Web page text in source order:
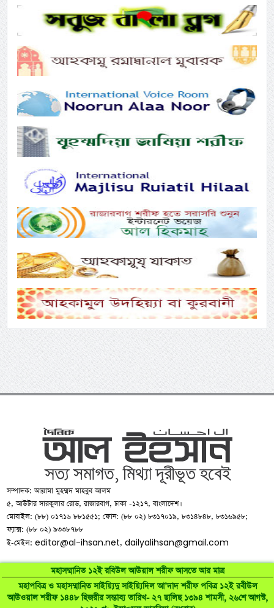
মহাসম্মানিত ১২ই রবিউল আউয়াল শরীফ আসতে আর মাত্র
মহাপবিত্র ও মহাসম্মানিত সাইয়্যিদু সাইয়্যিদিল আ’দাদ শরীফ পবিত্র ১২ই রবীউল
আউওয়াল শরীফ ১৪৪৮ হিজরীর সম্ভাব্য তারিখ- ২৭ ছালিছ ১৩৯৪ শামসী, ২৬শে আগস্ট,
সম্পাদক: আল্লামা মুহম্মদ মাহবুব আলম
৫, আউটার সারকুলার রোড, রাজারবাগ, ঢাকা -১২১৭, বাংলাদেশ।
মোবাইল: (৮৮) ০১৭১৬ ৮৮১৫৫১; ফোন: (৮৮ ০২) ৮৩১৭০১৯, ৮৩১৪৮৪৮, ৮৩১৬৯৫৮;
ফ্যাক্স: (৮৮ ০২) ৯৩৩৮৭৮৮
ই-মেইল:editor@al-ihsan.net,dailyalihsan@gmail.com
2007-2026. All Rights Reserved | Developed by: